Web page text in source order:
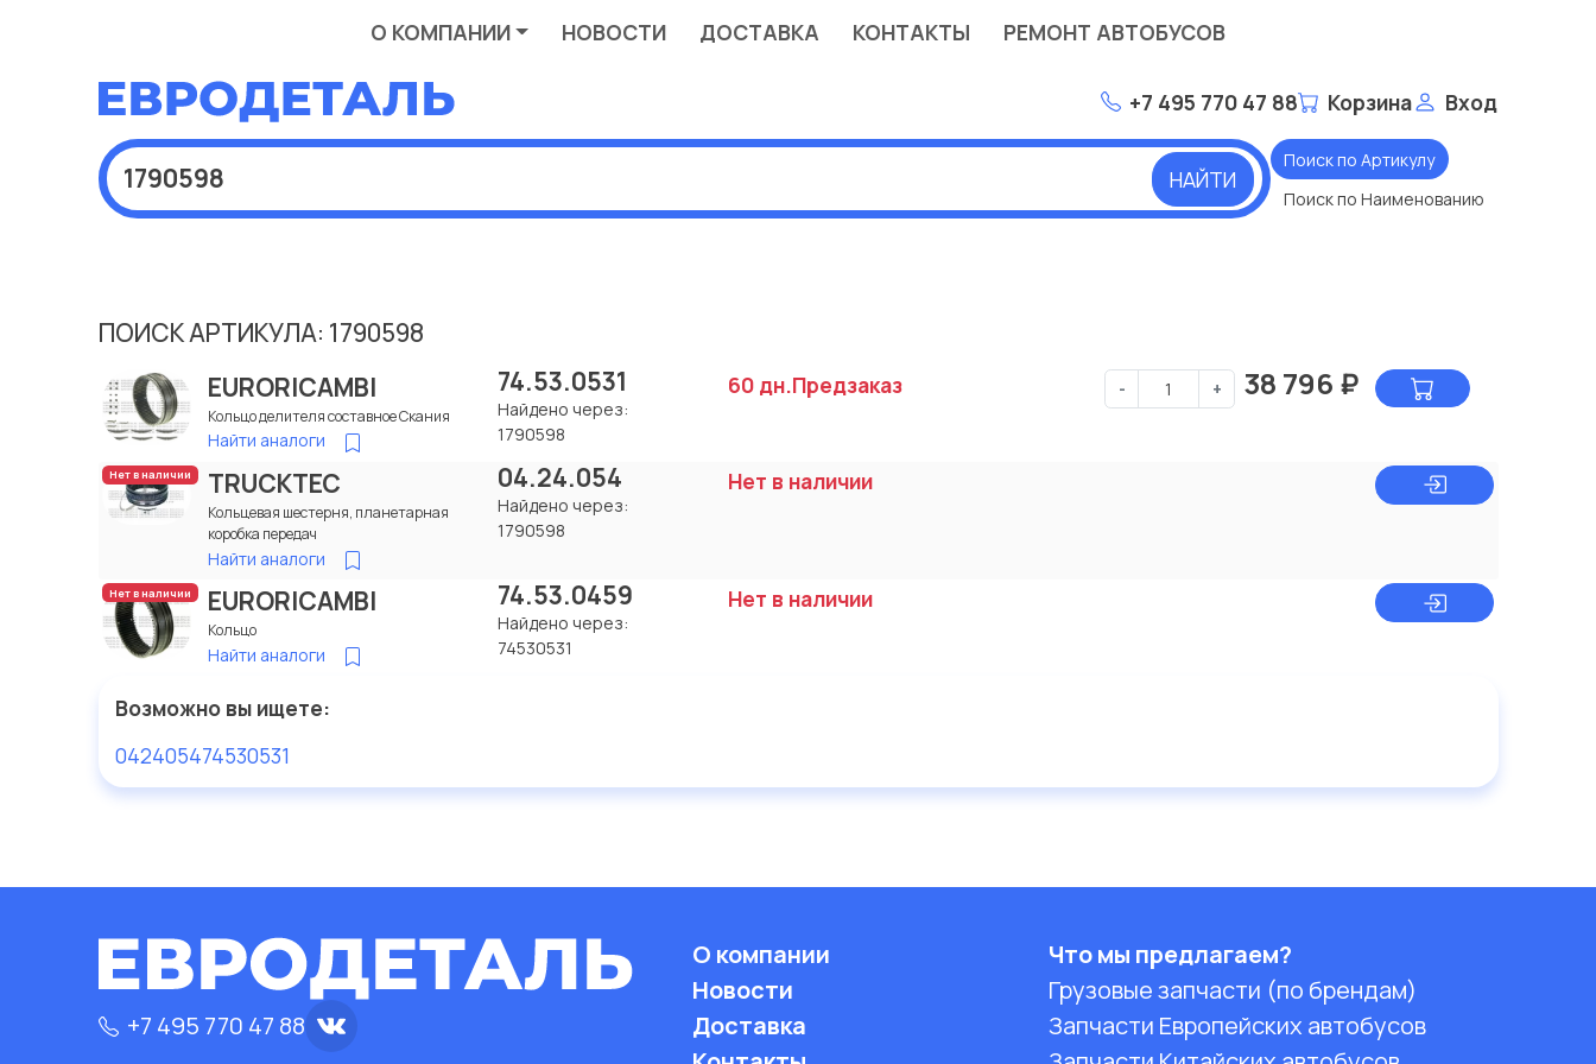
О КОМПАНИИ НОВОСТИ ДОСТАВКА КОНТАКТЫ РЕМОНТ АВТОБУСОВ
+7 495 770 47 88 Корзина Вход
НАЙТИ
Поиск по Артикулу
Поиск по Наименованию
ПОИСК АРТИКУЛА: 1790598
EURORICAMBI
Кольцо делителя составное Скания
Найти аналоги
74.53.0531
Найдено через:
1790598
60 дн.Предзаказ - + 38 796 ₽
Нет в наличии TRUCKTEC
Кольцевая шестерня, планетарная
коробка передач
Найти аналоги
04.24.054
Найдено через:
1790598
Нет в наличии
Нет в наличии EURORICAMBI
Кольцо
Найти аналоги
74.53.0459
Найдено через:
74530531
Нет в наличии
Возможно вы ищете:
042405474530531
+7 495 770 47 88
О компании
Новости
Доставка
Что мы предлагаем?
Грузовые запчасти (по брендам)
Запчасти Европейских автобусов